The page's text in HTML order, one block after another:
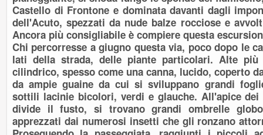
Castello di Frontone e dominata davanti dagli
dell'Acuto, spezzati da nude balze rocciose e
Ancora più consigliabile è compiere questa
Chi percorresse a giugno questa via, poco dopo le
lati della strada, delle piante particolari. Alte
cilindrico, spesso come una canna, lucido, coperto
da ampie guaine da cui si sviluppano grandi
sottili lacinie bicolori, verdi e glauche. All'apice
divide il fusto, si trovano grandi ombrelle
apprezzati dai numerosi insetti che gli ronzano